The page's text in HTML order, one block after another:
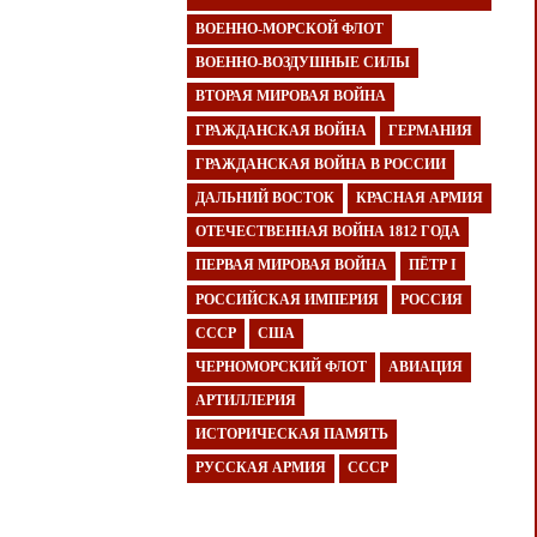
ВОЕННО-МОРСКОЙ ФЛОТ
ВОЕННО-ВОЗДУШНЫЕ СИЛЫ
ВТОРАЯ МИРОВАЯ ВОЙНА
ГРАЖДАНСКАЯ ВОЙНА ГЕРМАНИЯ
ГРАЖДАНСКАЯ ВОЙНА В РОССИИ
ДАЛЬНИЙ ВОСТОК КРАСНАЯ АРМИЯ
ОТЕЧЕСТВЕННАЯ ВОЙНА 1812 ГОДА
ПЕРВАЯ МИРОВАЯ ВОЙНА ПЁТР I
РОССИЙСКАЯ ИМПЕРИЯ РОССИЯ
СССР США
ЧЕРНОМОРСКИЙ ФЛОТ АВИАЦИЯ
АРТИЛЛЕРИЯ
ИСТОРИЧЕСКАЯ ПАМЯТЬ
РУССКАЯ АРМИЯ СССР